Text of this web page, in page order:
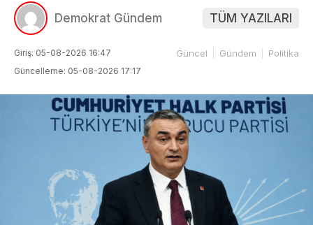
Demokrat Gündem TÜM YAZILARI
Giriş: 05-08-2026 16:47
Güncelleme: 05-08-2026 17:17
Güncel Gündem Politika